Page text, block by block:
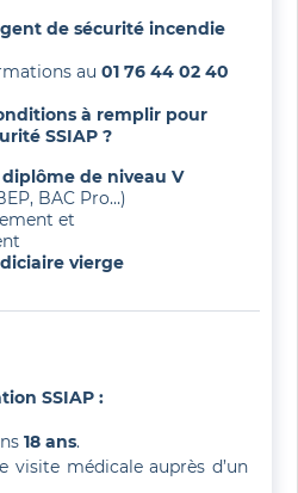
de sécurité incendie
au 01 76 44 02 40
à remplir pour
SSIAP ?
diplôme de niveau V
BAC Pro…)
et
vierge
SSIAP :
18 ans.
visite médicale auprès d’un